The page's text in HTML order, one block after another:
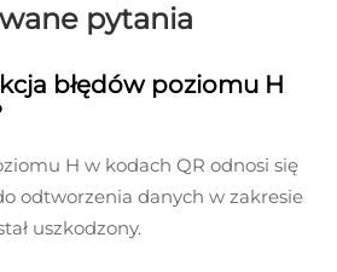
pytania
błędów poziomu H
H w kodach QR odnosi się
odtworzenia danych w zakresie
uszkodzony.